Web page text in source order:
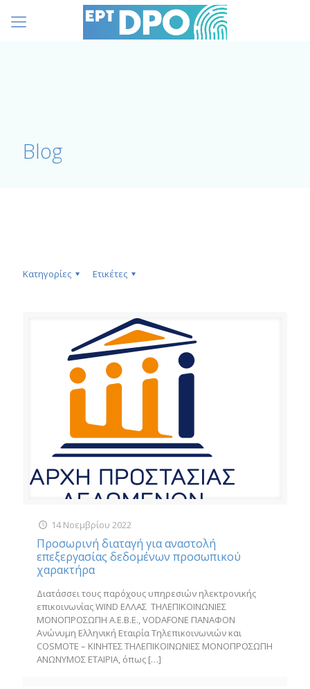
Blog
Κατηγορίες Ετικέτες
14 Νοεμβρίου 2022
Προσωρινή διαταγή για αναστολή
επεξεργασίας δεδομένων προσωπικού
χαρακτήρα
Διατάσσει τους παρόχους υπηρεσιών ηλεκτρονικής
επικοινωνίας WIND ΕΛΛΑΣ ΤΗΛΕΠΙΚΟΙΝΩΝΙΕΣ
ΜΟΝΟΠΡΟΣΩΠΗ Α.Ε.Β.Ε., VODAFONE ΠΑΝΑΦΟΝ
Ανώνυμη Ελληνική Εταιρία Τηλεπικοινωνιών και
COSMOTE – ΚΙΝΗΤΕΣ ΤΗΛΕΠΙΚΟΙΝΩΝΙΕΣ ΜΟΝΟΠΡΟΣΩΠΗ
ΑΝΩΝΥΜΟΣ ΕΤΑΙΡΙΑ, όπως […]